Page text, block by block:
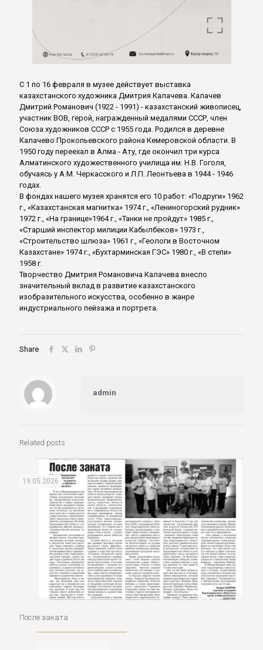
С 1 по 16 февраля в музее действует выставка
казахстанского художника Дмитрия Калачева. Калачев
Дмитрий Романович (1922 - 1991) - казахстанский живописец,
участник ВОВ, герой, награжденный медалями СССР, член
Союза художников СССР с 1955 года. Родился в деревне
Калачево Прокопьевского района Кемеровской области. В
1950 году переехал в Алма - Ату, где окончил три курса
Алматинского художественного училища им. Н.В. Гоголя,
обучаясь у А.М. Черкасского и Л.П. Леонтьева в 1944 - 1946
годах.
В фондах нашего музея хранятся его 10 работ: «Подруги» 1962
г., «Казахстанская магнитка» 1974 г., «Лениногорский рудник»
1972 г., «На границе»1964 г., «Танки не пройдут» 1985 г.,
«Старший инспектор милиции Кабылбеков» 1973 г.,
«Строительство шлюза» 1961 г., «Геологи в Восточном
Казахстане» 1974 г., «Бухтарминская ГЭС» 1980 г., «В степи»
1958 г.
Творчество Дмитрия Романовича Калачева внесло
значительный вклад в развитие казахстанского
изобразительного искусства, особенно в жанре
индустриального пейзажа и портрета.
Share
admin
Related posts
19.05.2026
После заката